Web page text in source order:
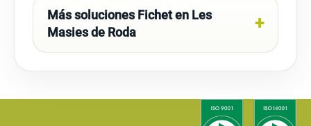
Más soluciones Fichet en Les
Masies de Roda